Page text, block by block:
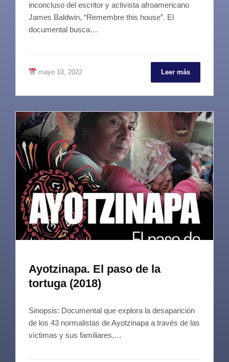
inconcluso del escritor y activista afroamericano
James Baldwin, “Remembre this house”. El
documental busca…
mayo 10, 2022 Leer más
Ayotzinapa. El paso de la
tortuga (2018)
Sinopsis: Documental que explora la desaparición
de los 43 normalistas de Ayotzinapa a través de las
víctimas y sus familiares,…